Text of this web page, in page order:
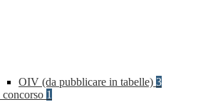
OIV (da pubblicare in tabelle) 3
1